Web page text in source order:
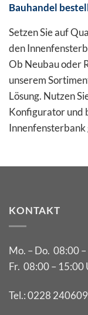
Bauhandel
Setzen Sie auf
den
Ob Neubau oder
unserem
Lösung. Nutzen
Konfigurator und
Innenfensterbank
KONTAKT
Mo. – Do. 08:00
Fr. 08:00 – 15:00
Tel.:0228